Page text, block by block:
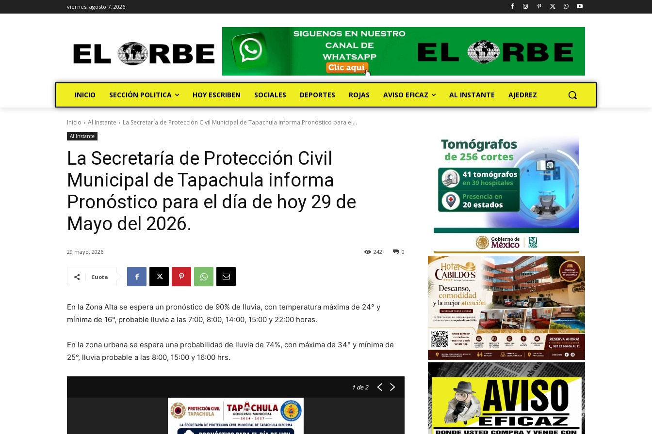
viernes, agosto 7, 2026
INICIO SECCIÓN POLITICA HOY ESCRIBEN SOCIALES DEPORTES ROJAS AVISO EFICAZ AL INSTANTE AJEDREZ
Inicio Al Instante La Secretaría de Protección Civil Municipal de Tapachula informa Pronóstico para el...
Al Instante
La Secretaría de Protección Civil
Municipal de Tapachula informa
Pronóstico para el día de hoy 29 de
Mayo del 2026.
29 mayo, 2026 0
242
Cuota
En la Zona Alta se espera un pronóstico de 90% de lluvia, con temperatura máxima de 24° y
mínima de 16°, probable lluvia a las 7:00, 8:00, 14:00, 15:00 y 22:00 horas.
En la zona urbana se espera una probabilidad de lluvia de 74%, con máxima de 34° y mínima de
25°, lluvia probable a las 8:00, 15:00 y 16:00 hrs.
1 de 2